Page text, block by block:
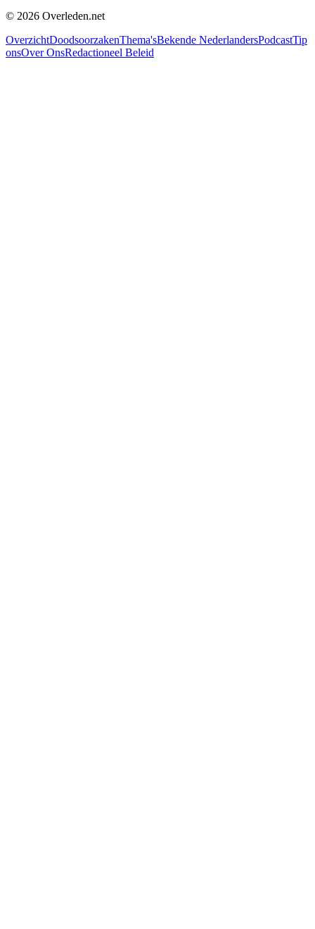
© 2026 Overleden.net
OverzichtDoodsoorzakenThema'sBekende NederlandersPodcastTip
onsOver OnsRedactioneel Beleid